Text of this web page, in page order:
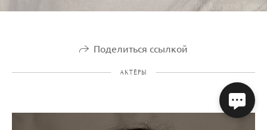
Поделиться ссылкой
АКТЁРЫ